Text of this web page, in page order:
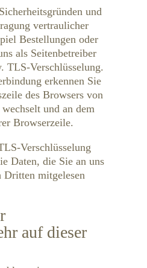
und
vertraulicher
Bestellungen oder
als Seitenbetreiber
TLS-Verschlüsselung.
erkennen Sie
des Browsers von
und an dem
Browserzeile.
Verschlüsselung
Daten, die Sie an uns
mitgelesen
auf dieser